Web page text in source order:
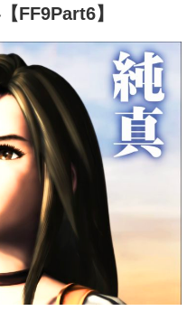
FF9Part6】